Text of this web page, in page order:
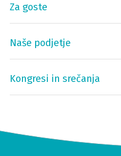
Za goste
Naše podjetje
Kongresi in srečanja